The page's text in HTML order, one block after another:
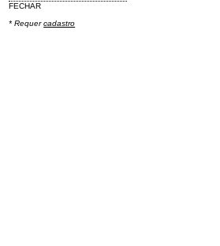
FECHAR
* Requercadastro